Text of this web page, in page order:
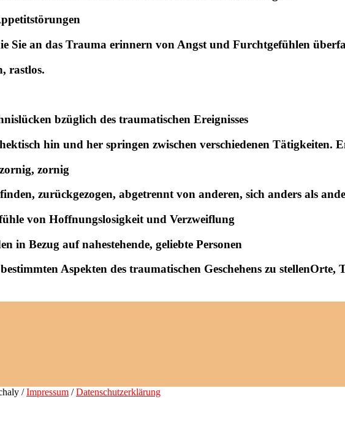
Sie an das Trauma erinnern von Angst und Furchtgefühlen
rastlos.
bzüglich des traumatischen Ereignisses
hin und her springen zwischen verschiedenen Tätigkeiten.
zornig
zurückgezogen, abgetrennt von anderen, sich anders als
von Hoffnungslosigkeit und Verzweiflung
in Bezug auf nahestehende, geliebte Personen
Aspekten des traumatischen Geschehens zu
/Impressum /Datenschutzerklärung